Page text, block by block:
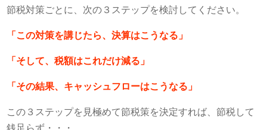
節税対策ごとに、次の３ステップを検討してください。
「この対策を講じたら、決算はこうなる」
「そして、税額はこれだけ減る」
「その結果、キャッシュフローはこうなる」
この３ステップを見極めて節税策を決定すれば、節税して
銭足らず・・・